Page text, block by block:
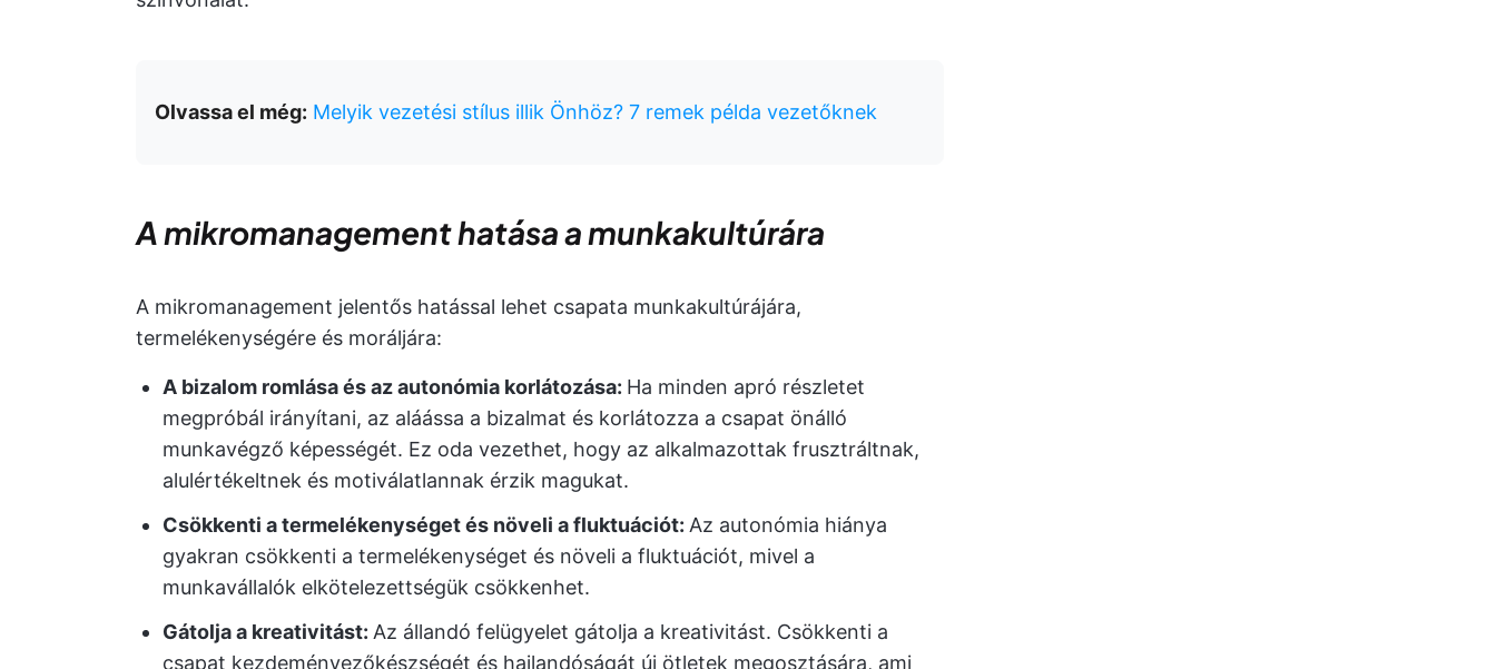
Olvassa el még: Melyik vezetési stílus illik Önhöz? 7 remek példa vezetőknek
A mikromanagement hatása a munkakultúrára
A mikromanagement jelentős hatással lehet csapata munkakultúrájára,
termelékenységére és moráljára:
A bizalom romlása és az autonómia korlátozása: Ha minden apró részletet
megpróbál irányítani, az aláássa a bizalmat és korlátozza a csapat önálló
munkavégző képességét. Ez oda vezethet, hogy az alkalmazottak frusztráltnak,
alulértékeltnek és motiválatlannak érzik magukat.
Csökkenti a termelékenységet és növeli a fluktuációt: Az autonómia hiánya
gyakran csökkenti a termelékenységet és növeli a fluktuációt, mivel a
munkavállalók elkötelezettségük csökkenhet.
Gátolja a kreativitást: Az állandó felügyelet gátolja a kreativitást. Csökkenti a
csapat kezdeményezőkészségét és hajlandóságát új ötletek megosztására, ami